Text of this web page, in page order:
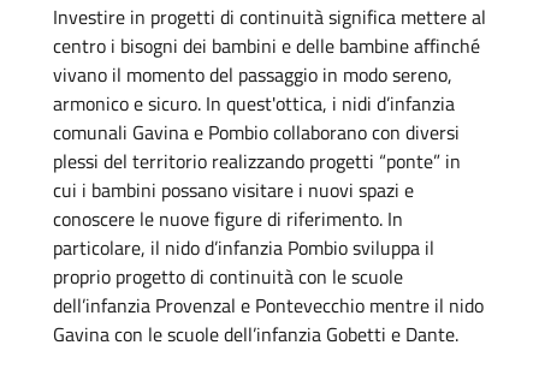
Investire in progetti di continuità significa mettere al
centro i bisogni dei bambini e delle bambine affinché
vivano il momento del passaggio in modo sereno,
armonico e sicuro. In quest'ottica, i nidi d’infanzia
comunali Gavina e Pombio collaborano con diversi
plessi del territorio realizzando progetti “ponte” in
cui i bambini possano visitare i nuovi spazi e
conoscere le nuove figure di riferimento. In
particolare, il nido d’infanzia Pombio sviluppa il
proprio progetto di continuità con lescuole
dell’infanzia Provenzal e Pontevecchio mentre il nido
Gavina con lescuoledell’infanzia Gobetti e Dante.